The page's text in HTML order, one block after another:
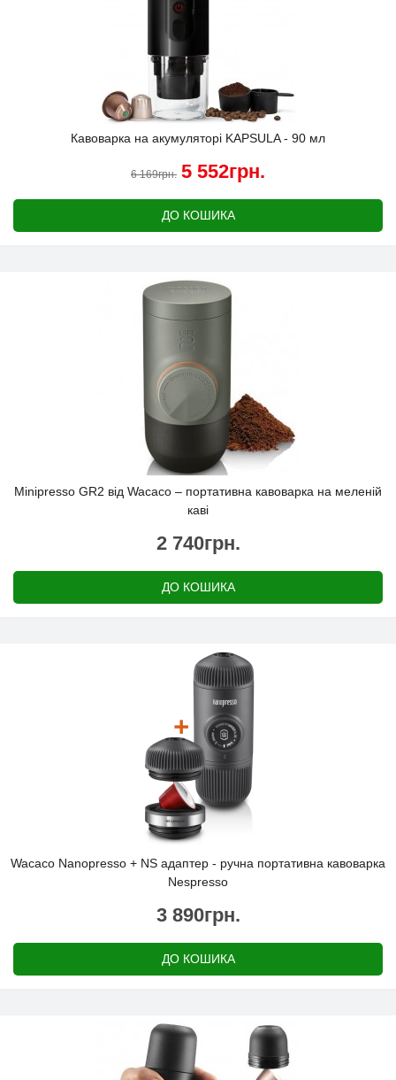
Кавоварка на акумуляторі KAPSULA - 90 мл
6 169грн. 5 552грн.
ДО КОШИКА
Minipresso GR2 від Wacaco – портативна кавоварка на меленій
каві
2 740грн.
ДО КОШИКА
Wacaco Nanopresso + NS адаптер - ручна портативна кавоварка
Nespresso
3 890грн.
ДО КОШИКА